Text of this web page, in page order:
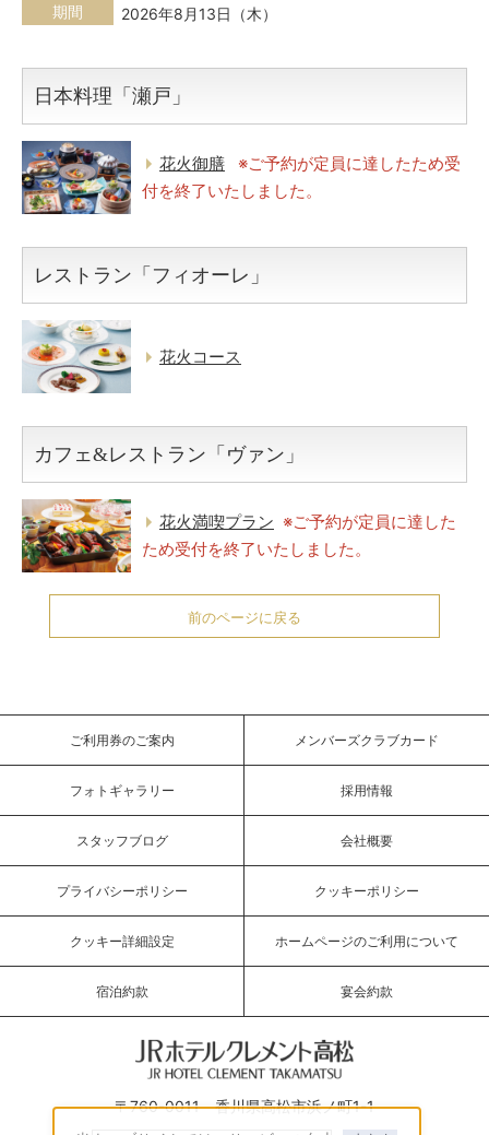
期間
2026年8月13日（木）
日本料理「瀬戸」
花火御膳
※ご予約が定員に達したため受
付を終了いたしました。
レストラン「フィオーレ」
花火コース
カフェ&レストラン「ヴァン」
花火満喫プラン ※ご予約が定員に達した
ため受付を終了いたしました。
前のページに戻る
ご利用券のご案内 メンバーズクラブカード
フォトギャラリー 採用情報
スタッフブログ 会社概要
プライバシーポリシー クッキーポリシー
クッキー詳細設定 ホームページのご利用について
宿泊約款 宴会約款
JRホテルクレメント高松
〒760-0011 香川県高松市浜ノ町1-1